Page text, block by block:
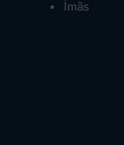
Ímãs